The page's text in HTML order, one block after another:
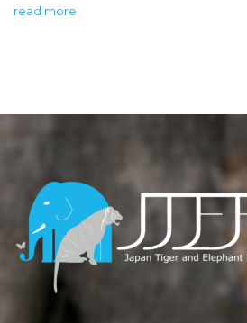
read more